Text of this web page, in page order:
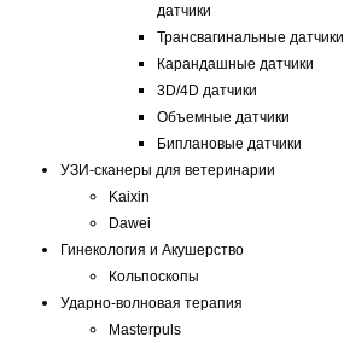
датчики
Трансвагинальные датчики
Карандашные датчики
3D/4D датчики
Объемные датчики
Биплановые датчики
УЗИ-сканеры для ветеринарии
Kaixin
Dawei
Гинекология и Акушерство
Кольпоскопы
Ударно-волновая терапия
Masterpuls